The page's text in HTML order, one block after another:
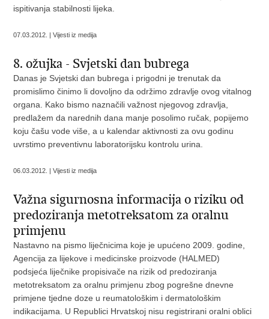
ispitivanja stabilnosti lijeka.
07.03.2012. | Vijesti iz medija
8. ožujka - Svjetski dan bubrega
Danas je Svjetski dan bubrega i prigodni je trenutak da
promislimo činimo li dovoljno da održimo zdravlje ovog vitalnog
organa. Kako bismo naznačili važnost njegovog zdravlja,
predlažem da narednih dana manje posolimo ručak, popijemo
koju čašu vode više, a u kalendar aktivnosti za ovu godinu
uvrstimo preventivnu laboratorijsku kontrolu urina.
06.03.2012. | Vijesti iz medija
Važna sigurnosna informacija o riziku od
predoziranja metotreksatom za oralnu
primjenu
Nastavno na pismo liječnicima koje je upućeno 2009. godine,
Agencija za lijekove i medicinske proizvode (HALMED)
podsjeća liječnike propisivače na rizik od predoziranja
metotreksatom za oralnu primjenu zbog pogrešne dnevne
primjene tjedne doze u reumatološkim i dermatološkim
indikacijama. U Republici Hrvatskoj nisu registrirani oralni oblici